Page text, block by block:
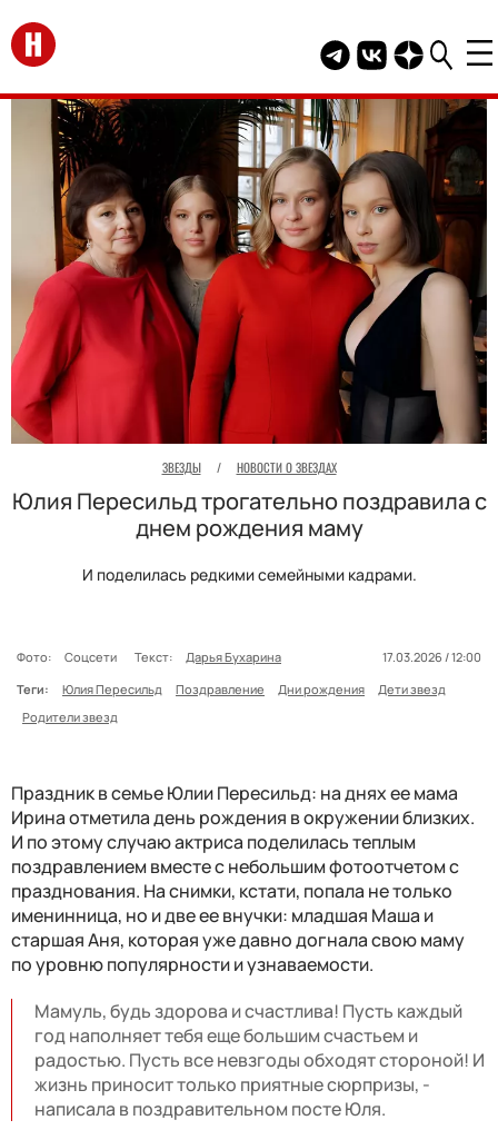
Перейти на главную
Telegram канал
Группа HELLO
Канал
ЗВЕЗДЫ / НОВОСТИ О ЗВЕЗДАХ
Юлия Пересильд трогательно поздравила с
днем рождения маму
И поделилась редкими семейными кадрами.
Фото: Соцсети Текст: Дарья Бухарина
17.03.2026 / 12:00
Теги:
Юлия Пересильд Поздравление Дни рождения
Дети звезд
Родители звезд
Праздник в семье Юлии Пересильд: на днях ее мама
Ирина отметила день рождения в окружении близких.
И по этому случаю актриса поделилась теплым
поздравлением вместе с небольшим фотоотчетом с
празднования. На снимки, кстати, попала не только
именинница, но и две ее внучки: младшая Маша и
старшая Аня, которая уже давно догнала свою маму
по уровню популярности и узнаваемости.
Мамуль, будь здорова и счастлива! Пусть каждый
год наполняет тебя еще большим счастьем и
радостью. Пусть все невзгоды обходят стороной! И
жизнь приносит только приятные сюрпризы, -
написала в поздравительном посте Юля.